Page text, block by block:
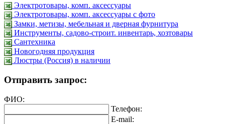
Электротовары, комп. аксессуары
Электротовары, комп. аксессуары с фото
Замки, метизы, мебельная и дверная фурнитура
Инструменты, садово-строит. инвентарь, хозтовары
Сантехника
Новогодняя продукция
Люстры (Россия) в наличии
Отправить запрос:
ФИО:
Телефон:
E-mail: